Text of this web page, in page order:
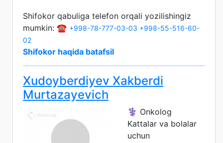
Shifokor qabuliga telefon orqali yozilishingiz
mumkin: ☎️ +998-78-777-03-03 +998-55-516-60-
02
Shifokor haqida batafsil
Xudoyberdiyev Xakberdi
Murtazayevich
⚕️ Onkolog
Kattalar va bolalar
uchun